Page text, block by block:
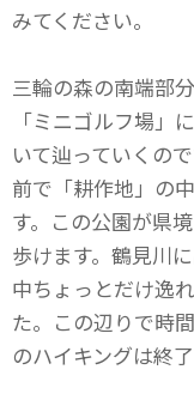
みてください。
三輪の森の南端部
「ミニゴルフ場」
いて辿っていくの
前で「耕作地」の
す。この公園が県
歩けます。鶴見川
中ちょっとだけ逸
た。この辺りで時
のハイキングは終了